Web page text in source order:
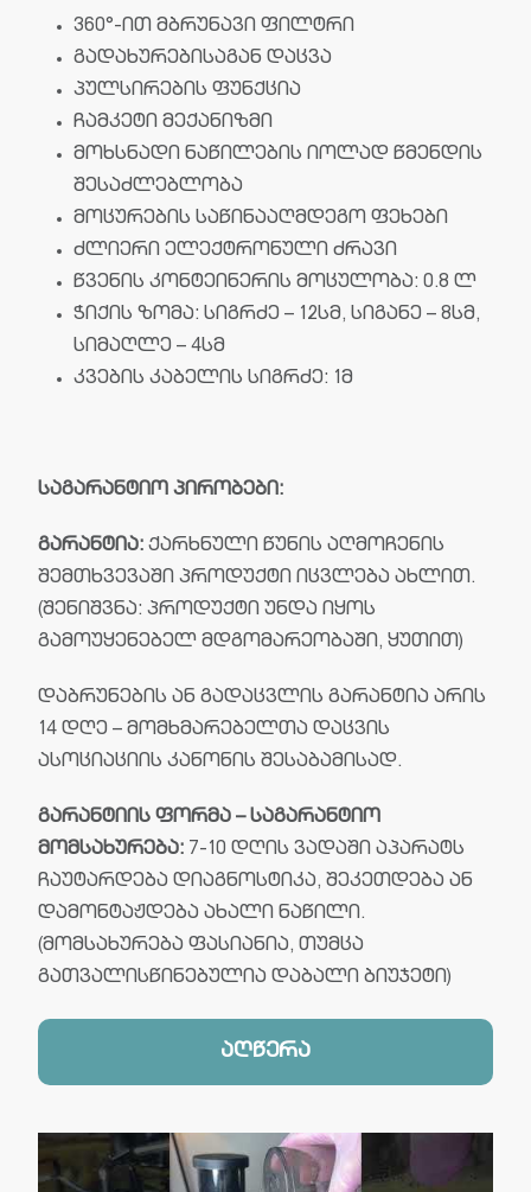
360°-ით მბრუნავი ფილტრი
გადახურებისაგან დაცვა
პულსირების ფუნქცია
ჩამკეტი მექანიზმი
მოხსნადი ნაწილების იოლად წმენდის
შესაძლებლობა
მოცურების საწინააღმდეგო ფეხები
ძლიერი ელექტრონული ძრავი
წვენის კონტეინერის მოცულობა: 0.8 ლ
ჭიქის ზომა: სიგრძე – 12სმ, სიგანე – 8სმ,
სიმაღლე – 4სმ
კვების კაბელის სიგრძე: 1მ
საგარანტიო პირობები:
გარანტია: ქარხნული წუნის აღმოჩენის
შემთხვევაში პროდუქტი იცვლება ახლით.
(შენიშვნა: პროდუქტი უნდა იყოს
გამოუყენებელ მდგომარეობაში, ყუთით)
დაბრუნების ან გადაცვლის გარანტია არის
14 დღე – მომხმარებელთა დაცვის
ასოციაციის კანონის შესაბამისად.
გარანტიის ფორმა – საგარანტიო
მომსახურება: 7-10 დღის ვადაში აპარატს
ჩაუტარდება დიაგნოსტიკა, შეკეთდება ან
დამონტაჟდება ახალი ნაწილი.
(მომსახურება ფასიანია, თუმცა
გათვალისწინებულია დაბალი ბიუჯეტი)
აღწერა